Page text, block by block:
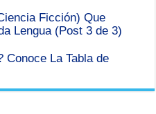
Ficción) Que
Lengua (Post 3 de 3)
Conoce La Tabla de